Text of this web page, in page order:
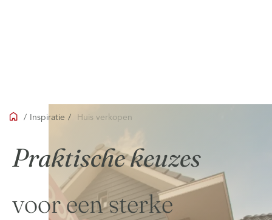
/ Inspiratie / Huis verkopen
Praktische keuzes
voor een sterke